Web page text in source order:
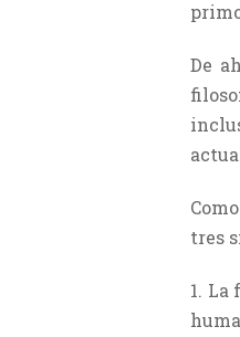
De
tres
1.